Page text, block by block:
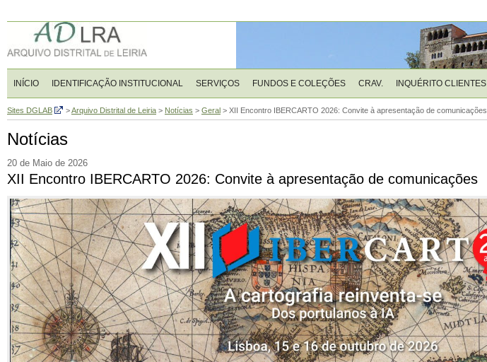
INÍCIO IDENTIFICAÇÃO INSTITUCIONAL SERVIÇOS FUNDOS E COLEÇÕES CRAV. INQUÉRITO CLIENTES
Sites DGLAB >Arquivo Distrital de Leiria > Notícias > Geral > XII Encontro IBERCARTO 2026: Convite à apresentação de comunicações
Notícias
20 de Maio de 2026
XII Encontro IBERCARTO 2026: Convite à apresentação de comunicações